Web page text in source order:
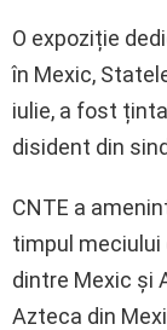
O expoziție
în Mexic,
iulie, a fost
disident din
CNTE a
timpul meciului
dintre Mexic și
Azteca din